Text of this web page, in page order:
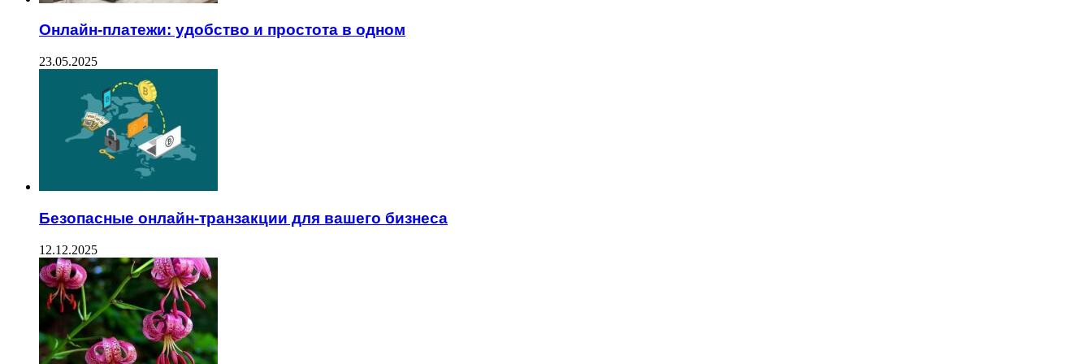
Онлайн-платежи: удобство и простота в одном
23.05.2025
Безопасные онлайн-транзакции для вашего бизнеса
12.12.2025